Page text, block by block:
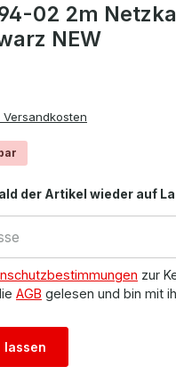
02 2m
NEW
der Artikel wieder auf
zur
AGB gelesen und bin mit
lassen